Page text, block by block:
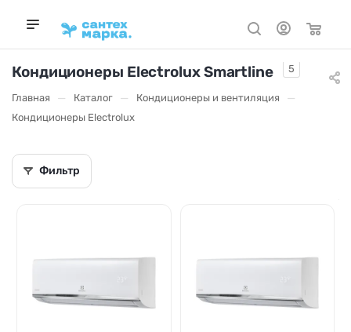
Кондиционеры Electrolux Smartline 5
Главная — Каталог — Кондиционеры и вентиляция —
Кондиционеры Electrolux
Фильтр